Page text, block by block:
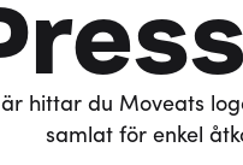
hittar du Moveats
samlat för enkel